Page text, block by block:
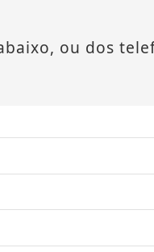
ou dos